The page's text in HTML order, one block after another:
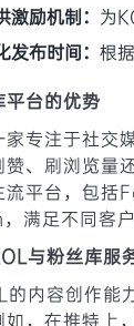
激励机制： 为
发布时间： 根
平台的优势
家专注于社交
赞、刷浏览量
流平台，包
满足不同客户
与粉丝库服
的内容创作能
如，在推特上